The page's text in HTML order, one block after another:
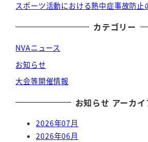
スポーツ活動における熱中症事故防止
カテゴリー
NVAニュース
お知らせ
大会等開催情報
お知らせ アーカイ
2026年07月
2026年06月